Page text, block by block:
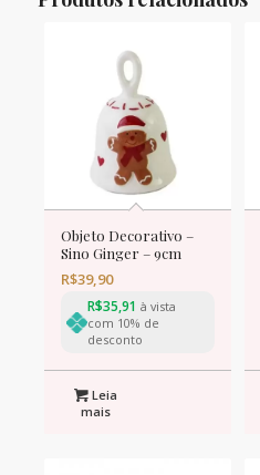
Objeto Decorativo –
Sino Ginger – 9cm
R$39,90
R$35,91 à vista
com 10% de
desconto
Leia
mais